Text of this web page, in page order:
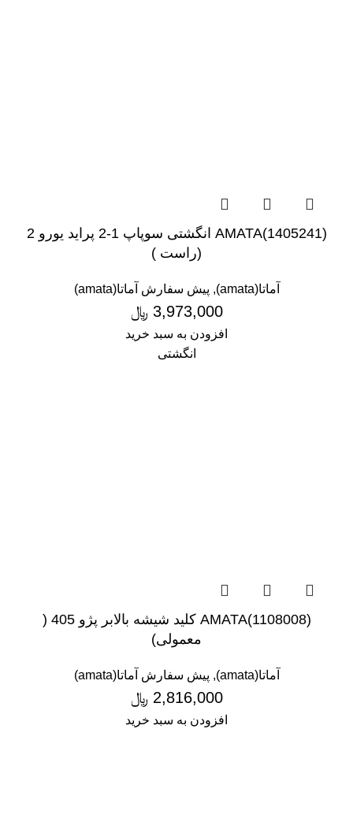
(1405241)AMATA انگشتی سوپاپ 1-2 پراید یورو 2
(راست )
آماتا(amata) , پیش سفارش آماتا(amata)
3,973,000 ﷼
افزودن به سبد خرید
انگشتی
(1108008)AMATA کلید شیشه بالابر پژو 405 (
معمولی)
آماتا(amata) , پیش سفارش آماتا(amata)
2,816,000 ﷼
افزودن به سبد خرید